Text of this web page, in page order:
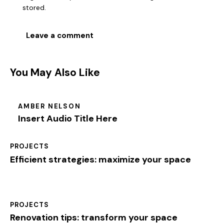
stored.
You May Also Like
AMBER NELSON
Insert Audio Title Here
PROJECTS
Efficient strategies: maximize your space
PROJECTS
Renovation tips: transform your space